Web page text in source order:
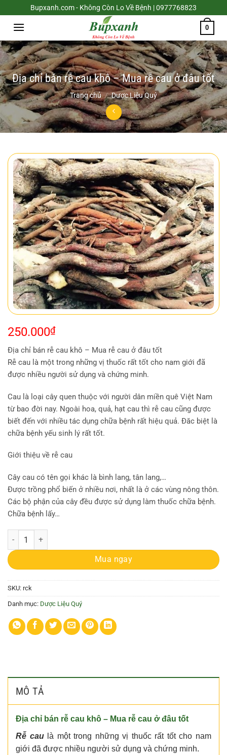
đến
dung
Bupxanh.com - Không Còn Lo Về Bệnh | 0977768823
0
Địa chỉ bán rễ cau khô – Mua rễ cau ở đâu tốt
Trang chủ / Dược Liệu Quý
250.000₫
Địa chỉ bán rễ cau khô – Mua rễ cau ở đâu tốt
Rễ cau là một trong những vị thuốc rất tốt cho nam giới đã
được nhiều người sử dụng và chứng minh.
Cau là loại cây quen thuộc với người dân miền quê Việt Nam
từ bao đời nay. Ngoài hoa, quả, hạt cau thì rễ cau cũng được
biết đến với nhiều tác dụng chữa bệnh rất hiệu quả. Đăc biệt là
chữa bệnh yếu sinh lý rất tốt.
Giới thiệu về rễ cau
Cây cau có tên gọi khác là bình lang, tân lang,…
Được trồng phổ biến ở nhiều nơi, nhất là ở các vùng nông thôn.
Các bộ phận của cây đều được sử dụng làm thuốc chữa bệnh.
Chữa bệnh lấy…
Địa chỉ bán rễ cau khô - Mua rễ cau ở đâu tốt số lượng
Mua ngay
SKU: rck
Danh mục: Dược Liệu Quý
MÔ TẢ
Địa chỉ bán rễ cau khô – Mua rễ cau ở đâu tốt
Rễ caulà một trong những vị thuốc rất tốt cho nam
giới đã được nhiều người sử dụng và chứng minh.